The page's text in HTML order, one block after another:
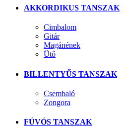
AKKORDIKUS TANSZAK
Cimbalom
Gitár
Magánének
Ütő
BILLENTYŰS TANSZAK
Csembaló
Zongora
FÚVÓS TANSZAK